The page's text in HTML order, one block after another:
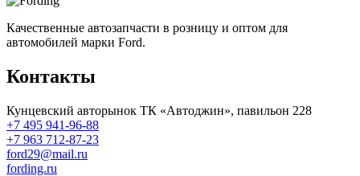
Качественные автозапчасти в розницу и оптом для
автомобилей марки Ford.
Контакты
Кунцевский авторынок ТК «Автоджин», павильон 228
+7 495 941-96-88
+7 963 712-87-23
ford29@mail.ru
fording.ru